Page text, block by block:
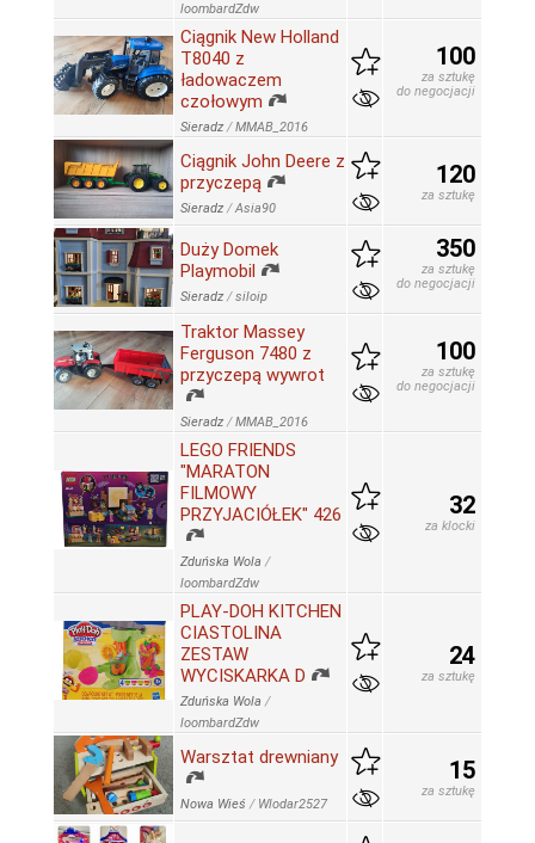
loombardZdw
Ciągnik New Holland
T8040 z
ładowaczem
czołowym
Sieradz /MMAB_2016
100
za sztukę
do negocjacji
Ciągnik John Deere z
przyczepą
Sieradz /Asia90
120
za sztukę
Duży Domek
Playmobil
Sieradz /siloip
350
za sztukę
do negocjacji
Traktor Massey
Ferguson 7480 z
przyczepą wywrot
Sieradz /MMAB_2016
100
za sztukę
do negocjacji
LEGO FRIENDS
"MARATON
FILMOWY
PRZYJACIÓŁEK" 426
Zduńska Wola /
loombardZdw
32
za klocki
PLAY-DOH KITCHEN
CIASTOLINA
ZESTAW
WYCISKARKA D
Zduńska Wola /
loombardZdw
24
za sztukę
Warsztat drewniany
Nowa Wieś / Wlodar2527
15
za sztukę